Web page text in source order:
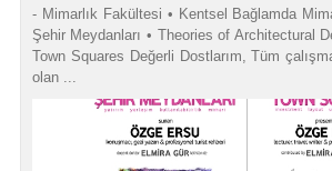
- Mimarlık Fakültesi • Kentsel Bağlamda
Şehir Meydanları • Theories of Architectural
Town Squares Değerli Dostlarım, Tüm
olan ...